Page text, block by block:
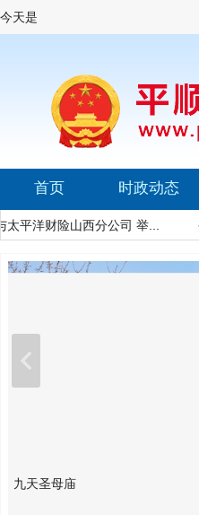
今天是
首页 时政动态
·我县召开信访工作联席